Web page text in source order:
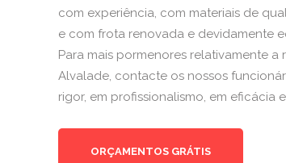
com experiência, com materiais de
e com frota renovada e devidamente
Para mais pormenores relativamente
Alvalade, contacte os nossos
rigor, em profissionalismo, em eficácia
ORÇAMENTOS GRÁTIS